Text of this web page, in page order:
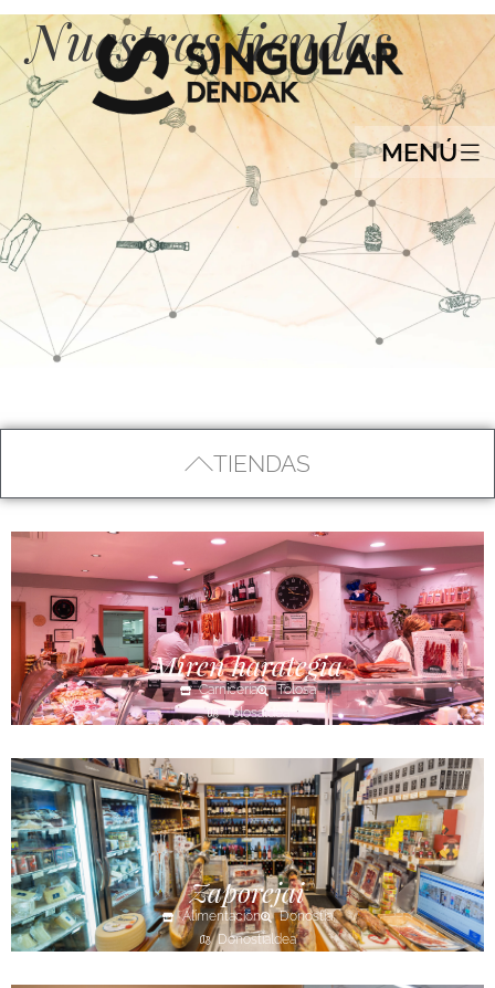
MENÚ
Nuestras tiendas
TIENDAS
Miren harategia
Carnicería
Tolosa
Tolosaldea
Zaporejai
Alimentación
Donostia
Donostialdea